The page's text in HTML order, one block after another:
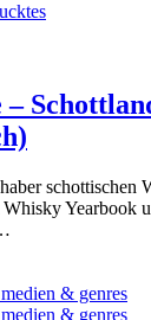
schottischen
Yearbook